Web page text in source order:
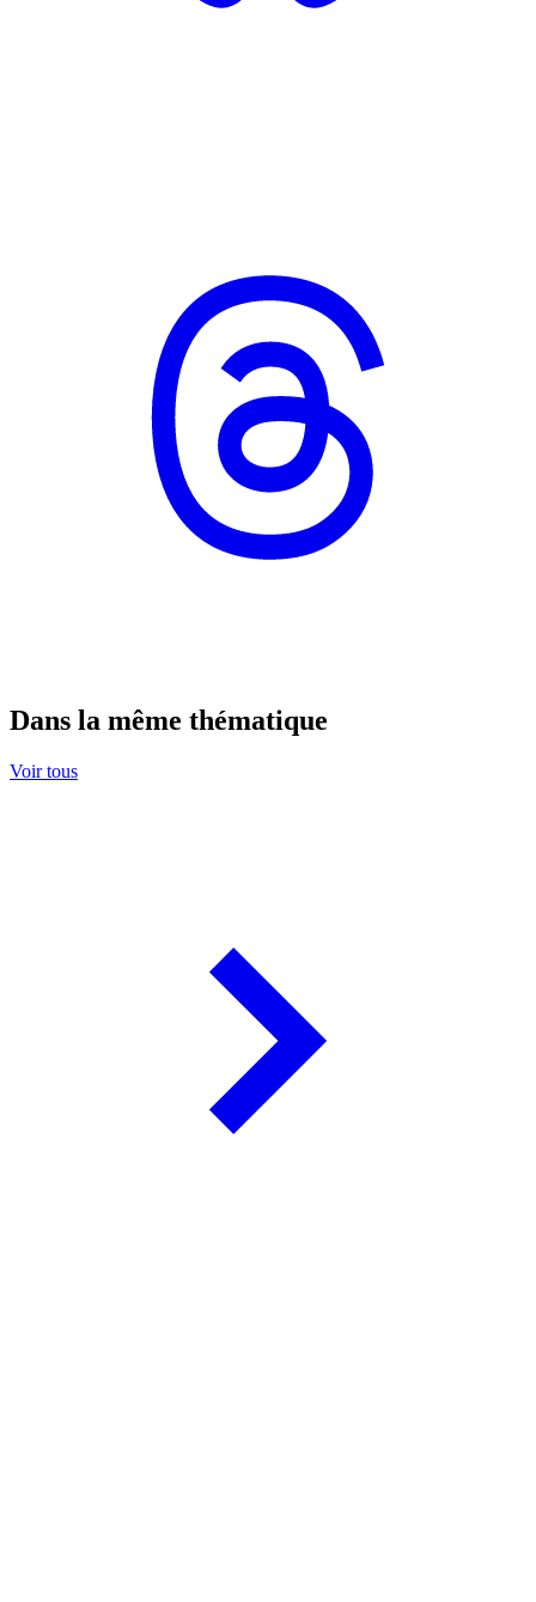
Dans la même thématique
Voir tous